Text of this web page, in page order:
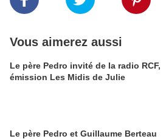
Vous aimerez aussi
Le père Pedro invité de la radio RCF,
émission Les Midis de Julie
Le père Pedro et Guillaume Berteau